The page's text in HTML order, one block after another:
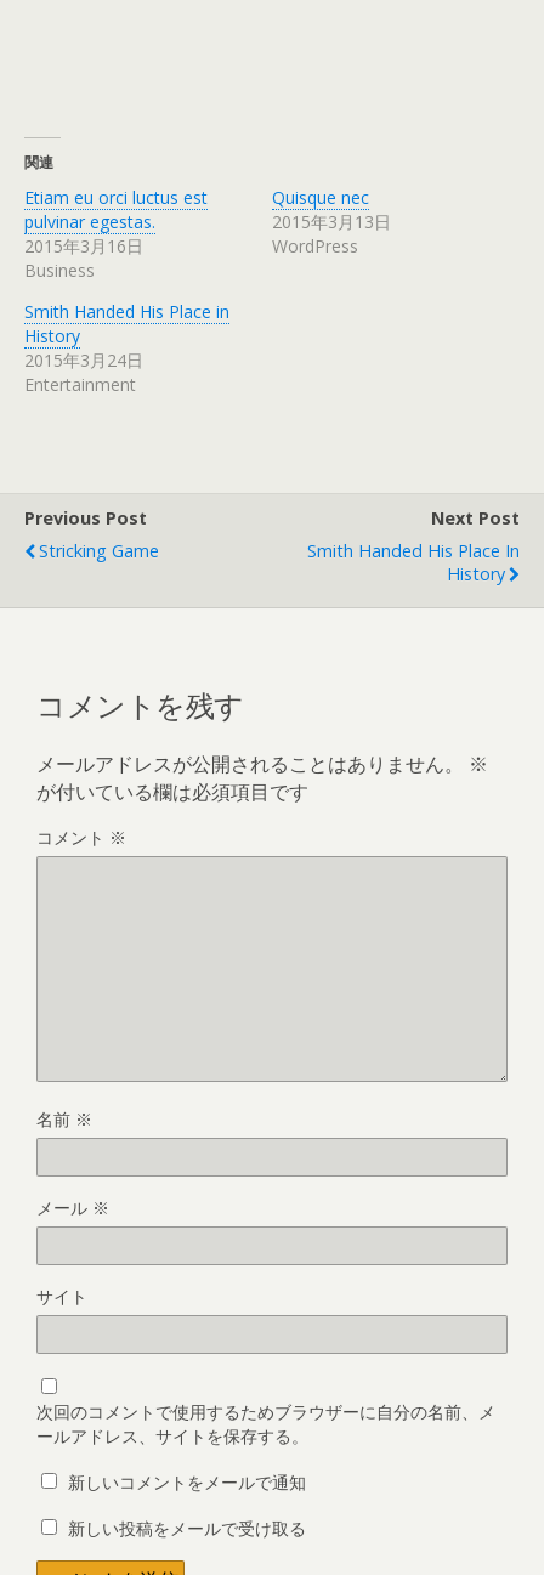
ウ
で
開
き
ま
す
)
い
(
新
し
い
ド
ウ
開
き
ま
す
関連
Etiam eu orci luctus est
pulvinar egestas.
2015年3月16日
Business
Quisque nec
2015年3月13日
WordPress
Smith Handed His Place in
History
2015年3月24日
Entertainment
Previous Post
Stricking Game
Next Post
Smith Handed His Place In
History
コメントを残す
メールアドレスが公開されることはありません。
※
が付いている欄は必須項目です
コメント ※
名前 ※
メール ※
サイト
次回のコメントで使用するためブラウザーに自分の名前、メ
ールアドレス、サイトを保存する。
新しいコメントをメールで通知
新しい投稿をメールで受け取る